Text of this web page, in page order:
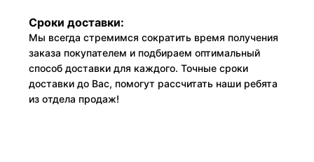
Сроки доставки:
Мы всегда стремимся сократить время получения
заказа покупателем и подбираем оптимальный
способ доставки для каждого. Точные сроки
доставки до Вас, помогут рассчитать наши ребята
из отдела продаж!